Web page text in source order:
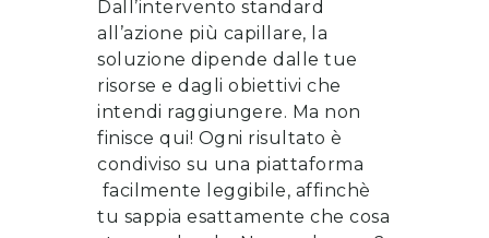
Dall’intervento standard
all’azione più capillare, la
soluzione dipende dalle tue
risorse e dagli obiettivi che
intendi raggiungere. Ma non
finisce qui! Ogni risultato è
condiviso su una piattaforma
facilmente leggibile, affinchè
tu sappia esattamente che cosa